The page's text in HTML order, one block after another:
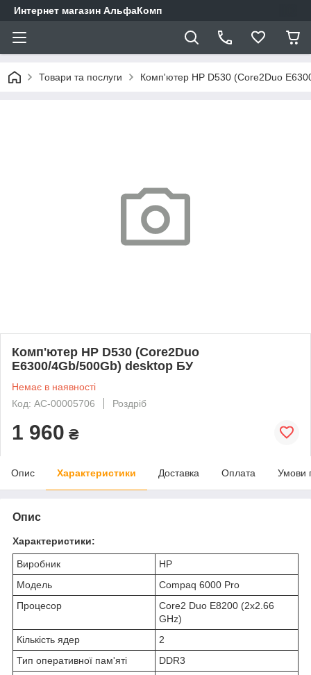
Интернет магазин АльфаКомп
Товари та послуги Комп'ютер HP D530 (Core2Duo
Комп'ютер HP D530 (Core2Duo
E6300/4Gb/500Gb) desktop БУ
Немає в наявності
Код: AC-00005706
Роздріб
1 960 ₴
Опис Характеристики Доставка Оплата Умови
Опис
Характеристики:
Виробник
HP
Модель
Compaq 6000 Pro
Процесор
Core2 Duo E8200 (2x2.66
GHz)
Кількість ядер
2
Тип оперативної пам'яті
DDR3